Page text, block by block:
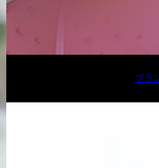
ブラ